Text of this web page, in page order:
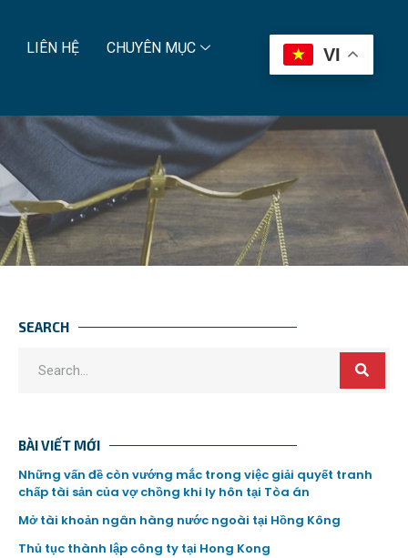
LIÊN HỆ CHUYÊN MỤC VI
SEARCH
BÀI VIẾT MỚI
Những vấn đề còn vướng mắc trong việc giải quyết tranh
chấp tài sản của vợ chồng khi ly hôn tại Tòa án
Mở tài khoản ngân hàng nước ngoài tại Hồng Kông
Thủ tục thành lập công ty tại Hong Kong